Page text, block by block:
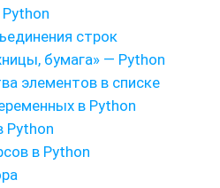
строк
бумага» — Python
элементов в списке
в Python
Python
в Python